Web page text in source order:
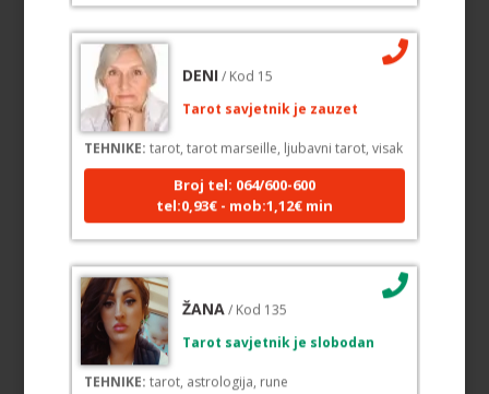
TEHNIKE:tarot, tarot marseille, ljubavni tarot, visak
Broj tel: 064/600-600
tel:0,93€ - mob:1,12€ min
ŽANA
TEHNIKE:tarot, astrologija, rune